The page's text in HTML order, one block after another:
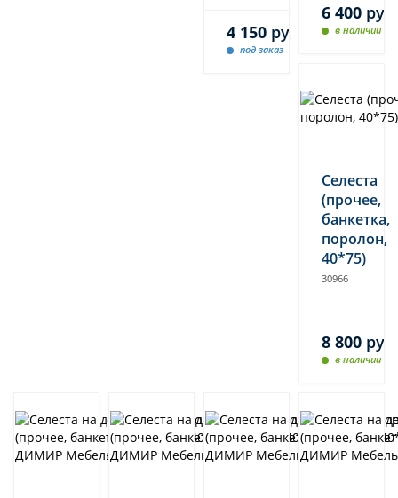
4 150 руб.
под заказ
6 400 руб.
в наличии
Селеста
(прочее,
банкетка,
поролон,
40*75)
30966
8 800 руб.
в наличии